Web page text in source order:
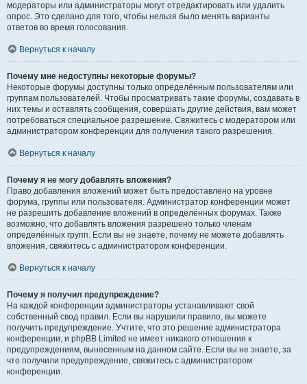
модераторы или администраторы могут отредактировать или удалить
опрос. Это сделано для того, чтобы нельзя было менять варианты
ответов во время голосования.
Вернуться к началу
Почему мне недоступны некоторые форумы?
Некоторые форумы доступны только определённым пользователям или
группам пользователей. Чтобы просматривать такие форумы, создавать в
них темы и оставлять сообщения, совершать другие действия, вам может
потребоваться специальное разрешение. Свяжитесь с модератором или
администратором конференции для получения такого разрешения.
Вернуться к началу
Почему я не могу добавлять вложения?
Право добавления вложений может быть предоставлено на уровне
форума, группы или пользователя. Администратор конференции может
не разрешить добавление вложений в определённых форумах. Также
возможно, что добавлять вложения разрешено только членам
определённых групп. Если вы не знаете, почему не можете добавлять
вложения, свяжитесь с администратором конференции.
Вернуться к началу
Почему я получил предупреждение?
На каждой конференции администраторы устанавливают свой
собственный свод правил. Если вы нарушили правило, вы можете
получить предупреждение. Учтите, что это решение администратора
конференции, и phpBB Limited не имеет никакого отношения к
предупреждениям, вынесенным на данном сайте. Если вы не знаете, за
что получили предупреждение, свяжитесь с администратором
конференции.